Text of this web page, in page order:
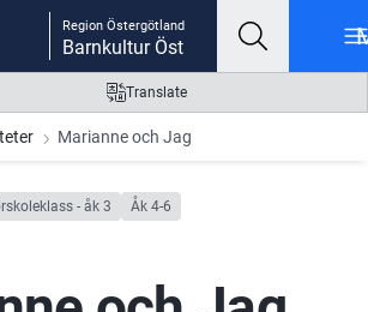
Region Östergötland
Barnkultur Öst
Translate
Marianne och Jag
- åk 3 Åk 4-6